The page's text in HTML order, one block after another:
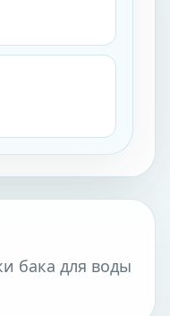
бака для воды